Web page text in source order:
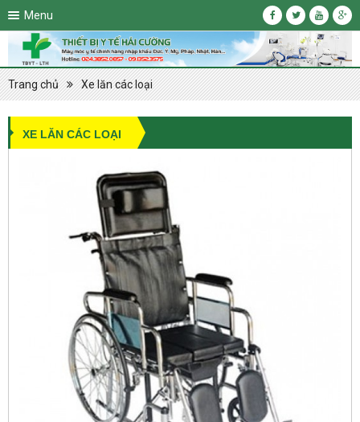
Menu
Trang chủ Xe lăn các loại
XE LĂN CÁC LOẠI